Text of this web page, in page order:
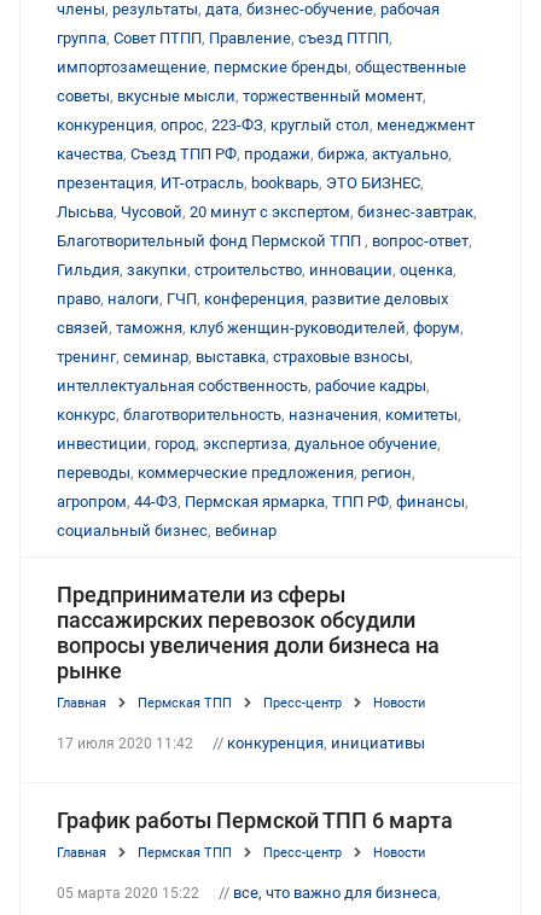
члены, результаты, дата, бизнес-обучение, рабочая
группа, Совет ПТПП, Правление, съезд ПТПП,
импортозамещение, пермские бренды, общественные
советы, вкусные мысли, торжественный момент,
конкуренция, опрос, 223-ФЗ, круглый стол, менеджмент
качества, Съезд ТПП РФ, продажи, биржа, актуально,
презентация, ИТ-отрасль, bookварь, ЭТО БИЗНЕС,
Лысьва, Чусовой, 20 минут с экспертом, бизнес-завтрак,
Благотворительный фонд Пермской ТПП , вопрос-ответ,
Гильдия, закупки, строительство, инновации, оценка,
право, налоги, ГЧП, конференция, развитие деловых
связей, таможня, клуб женщин-руководителей, форум,
тренинг, семинар, выставка, страховые взносы,
интеллектуальная собственность, рабочие кадры,
конкурс, благотворительность, назначения, комитеты,
инвестиции, город, экспертиза, дуальное обучение,
переводы, коммерческие предложения, регион,
агропром, 44-ФЗ, Пермская ярмарка, ТПП РФ, финансы,
социальный бизнес, вебинар
Предприниматели из сферы
пассажирских перевозок обсудили
вопросы увеличения доли бизнеса на
рынке
Главная Пермская ТПП Пресс-центр Новости
17 июля 2020 11:42 // конкуренция, инициативы
График работы Пермской ТПП 6 марта
Главная Пермская ТПП Пресс-центр Новости
05 марта 2020 15:22 // все, что важно для бизнеса,